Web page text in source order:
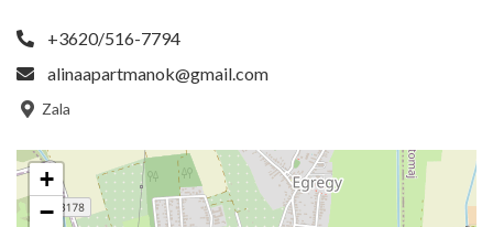
+3620/516-7794
alinaapartmanok@gmail.com
Zala
+
−